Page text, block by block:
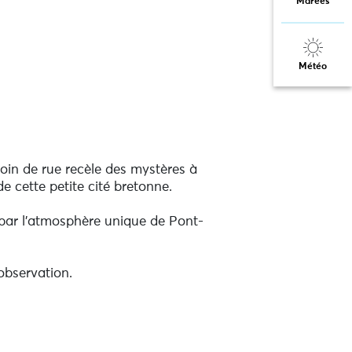
Météo
de rue recèle des mystères à
cette petite cité bretonne.
l'atmosphère unique de Pont-